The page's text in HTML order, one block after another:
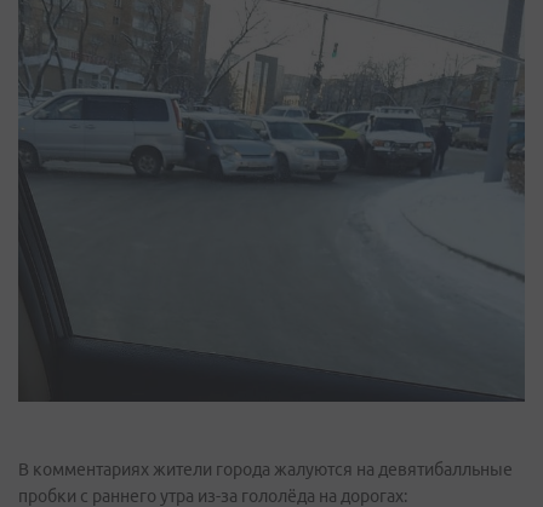
В комментариях жители города жалуются на девятибалльные
пробки с раннего утра из-за гололёда на дорогах: